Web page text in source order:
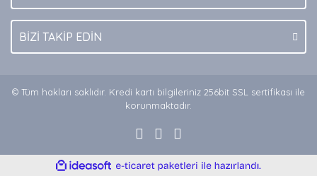
BİZİ TAKİP EDİN
© Tüm hakları saklıdır. Kredi kartı bilgileriniz 256bit SSL sertifikası ile
korunmaktadır.
ideasoft
e-